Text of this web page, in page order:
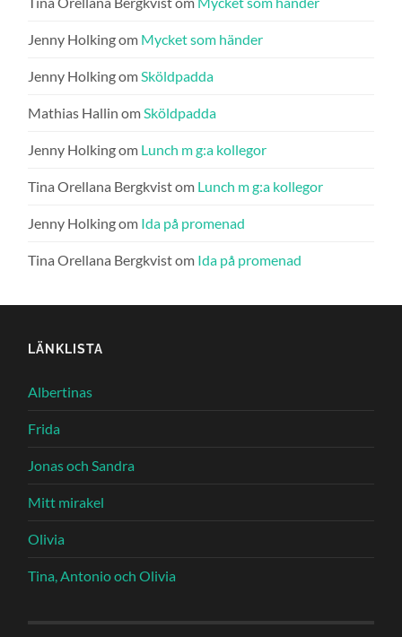
Jenny Holkingom Mycket som händer
Jenny HolkingomSköldpadda
Mathias Hallin omSköldpadda
Jenny Holkingom Lunch m g:a kollegor
Tina Orellana Bergkvistom Lunch m g:a kollegor
Jenny Holkingom Ida på promenad
Tina Orellana Bergkvistom Ida på promenad
LÄNKLISTA
Albertinas
Frida
Jonas och Sandra
Mitt mirakel
Olivia
Tina, Antonio och Olivia